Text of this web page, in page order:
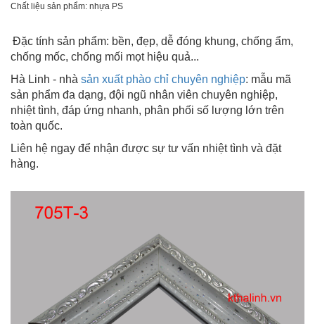
Chất liệu sản phẩm: nhựa PS
Đặc tính sản phẩm: bền, đẹp, dễ đóng khung, chống ẩm,
chống mốc, chống mối mọt hiệu quả...
Hà Linh - nhà sản xuất phào chỉ chuyên nghiệp: mẫu mã
sản phẩm đa dạng, đội ngũ nhân viên chuyên nghiệp,
nhiệt tình, đáp ứng nhanh, phân phối số lượng lớn trên
toàn quốc.
Liên hệ ngay để nhận được sự tư vấn nhiệt tình và đặt
hàng.